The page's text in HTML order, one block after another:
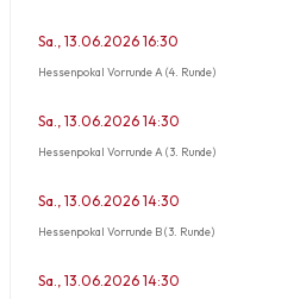
Sa., 13.06.2026 16:30
Hessenpokal Vorrunde A (4. Runde)
Sa., 13.06.2026 14:30
Hessenpokal Vorrunde A (3. Runde)
Sa., 13.06.2026 14:30
Hessenpokal Vorrunde B (3. Runde)
Sa., 13.06.2026 14:30